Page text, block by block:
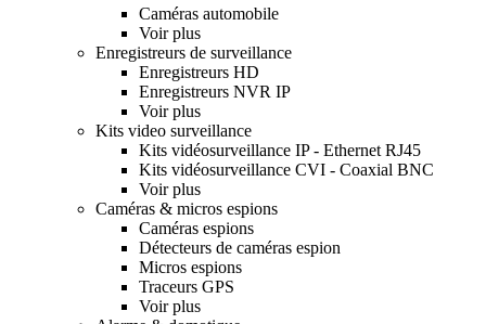
Caméras automobile
Voir plus
Enregistreurs de surveillance
Enregistreurs HD
Enregistreurs NVR IP
Voir plus
Kits video surveillance
Kits vidéosurveillance IP - Ethernet RJ45
Kits vidéosurveillance CVI - Coaxial BNC
Voir plus
Caméras & micros espions
Caméras espions
Détecteurs de caméras espion
Micros espions
Traceurs GPS
Voir plus